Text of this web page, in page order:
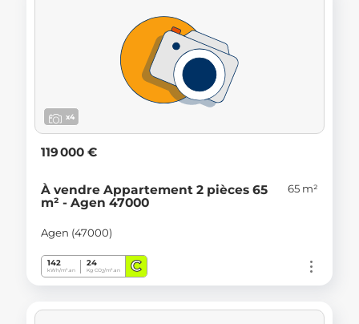
x4
119 000 €
À vendre Appartement 2 pièces 65
m² - Agen 47000
65 m²
Agen (47000)
142
kWh/m².an
24
Kg CO2/m².an C